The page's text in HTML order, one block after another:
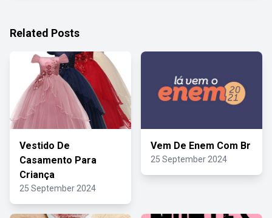
Related Posts
Vestido De
Casamento Para
Criança
25 September 2024
Vem De Enem Com Br
25 September 2024